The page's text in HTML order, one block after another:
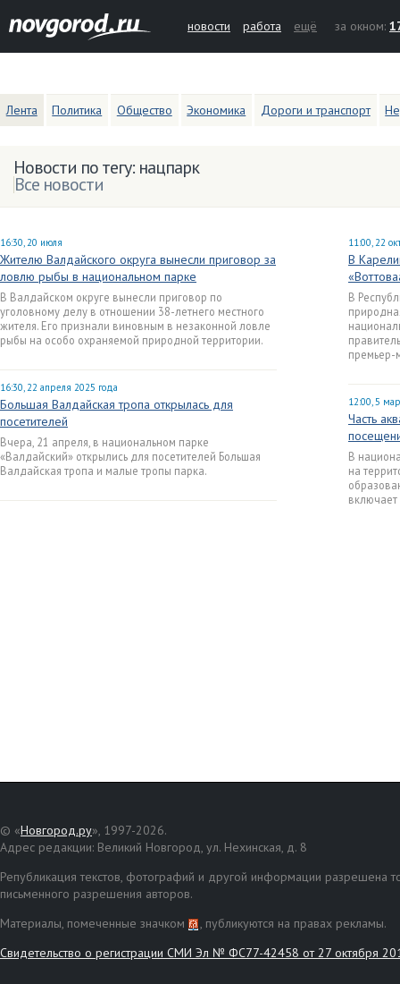
новости работа ещё за окном:
Лента Политика Общество Экономика Дороги и транспорт
Новости по тегу: нацпарк
Все новости
16:30, 20 июля
Жителю Валдайского округа вынесли приговор за
ловлю рыбы в национальном парке
В Валдайском округе вынесли приговор по
уголовному делу в отношении 38-летнего местного
жителя. Его признали виновным в незаконной ловле
рыбы на особо охраняемой природной территории.
16:30, 22 апреля 2025 года
Большая Валдайская тропа открылась для
посетителей
Вчера, 21 апреля, в национальном парке
«Валдайский» открылись для посетителей Большая
Валдайская тропа и малые тропы парка.
11:00, 22
В
В
премьер-
12:00, 5
Часть
В
на
включает
© «Новгород.ру», 1997-2026.
Адрес редакции: Великий Новгород, ул. Нехинская, д. 8
Републикация текстов, фотографий и другой информации разрешена
письменного разрешения авторов.
Материалы, помеченные значком
, публикуются на правах рекламы.
Свидетельство о регистрации СМИ Эл № ФС77-42458 от 27 октября